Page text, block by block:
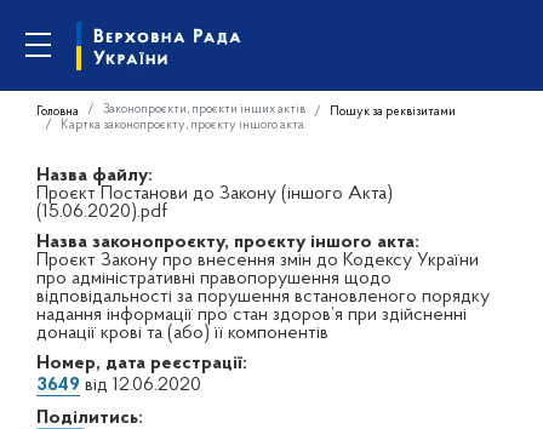
Головна Законопроєкти, проєкти інших актів
Пошук за реквізитами
Картка законопроєкту, проєкту іншого акта
Назва файлу:
Проєкт Постанови до Закону (іншого Акта)
(15.06.2020).pdf
Назва законопроєкту, проєкту іншого акта:
Проєкт Закону про внесення змін до Кодексу України
про адміністративні правопорушення щодо
відповідальності за порушення встановленого порядку
надання інформації про стан здоров’я при здійсненні
донації крові та (або) її компонентів
Номер, дата реєстрації:
3649 від 12.06.2020
Поділитись: